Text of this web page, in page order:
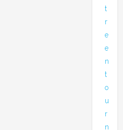
t
r
e
e
n
t
o
u
r
n